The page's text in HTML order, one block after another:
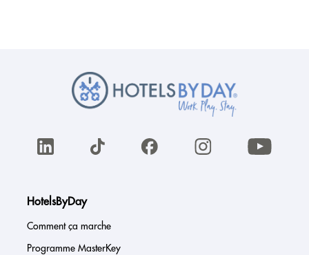
HotelsByDay
Comment ça marche
Programme MasterKey